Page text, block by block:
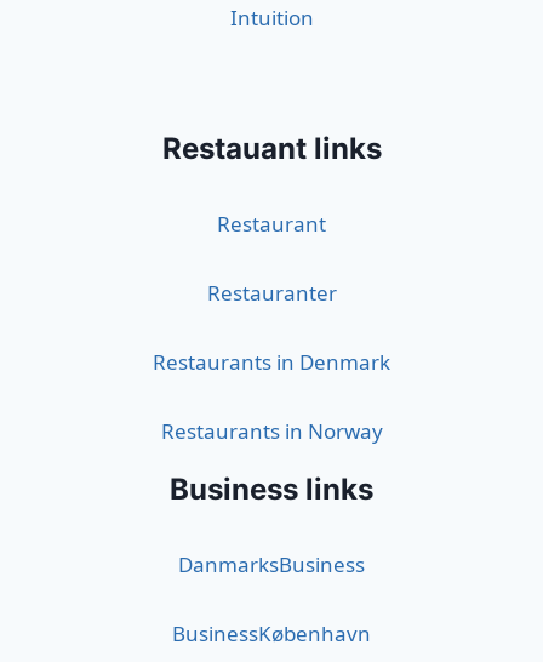
Intuition
Restauant links
Restaurant
Restauranter
Restaurants in Denmark
Restaurants in Norway
Business links
DanmarksBusiness
BusinessKøbenhavn